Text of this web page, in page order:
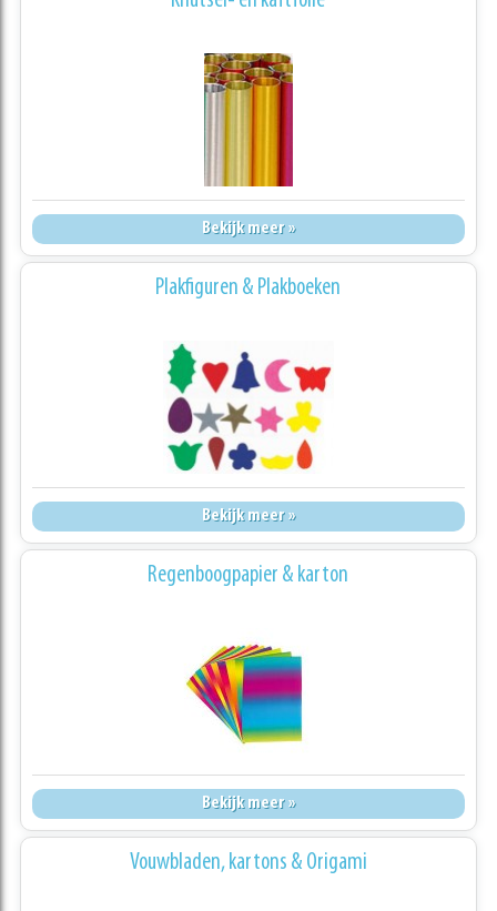
Bekijk meer »
Plakfiguren & Plakboeken
Bekijk meer »
Regenboogpapier & karton
Bekijk meer »
Vouwbladen, kartons & Origami